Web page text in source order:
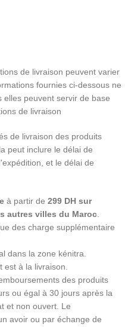
de livraison peuvent varier
fournies ci-dessous ne
elles peuvent servir de base
de livraison
de livraison des produits
peut inclure le délai de
et le délai de
à partir de 299 DH sur
autres villes du Maroc
des charge supplémentaire
dans la zone kénitra.
est à la livraison.
des produits
ou égal à 30 jours après la
et non ouvert. Le
avoir ou par échange de